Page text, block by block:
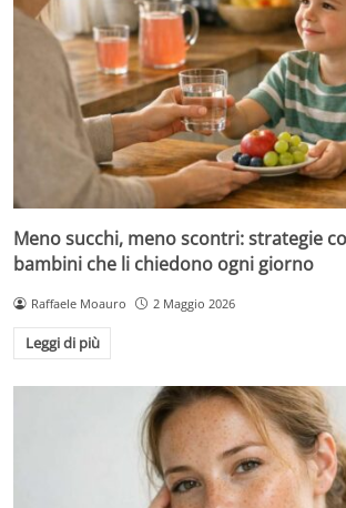
Meno succhi, meno scontri: strategie
bambini che li chiedono ogni giorno
Raffaele Moauro 2 Maggio 2026
Leggi di più